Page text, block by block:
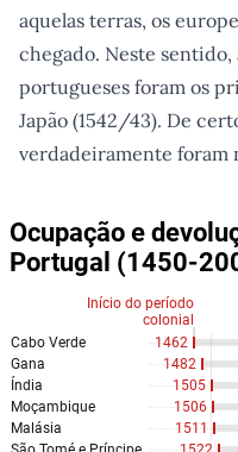
aquelas terras, os
chegado. Neste
portugueses foram os
Japão (1542/43). De
verdadeiramente foram